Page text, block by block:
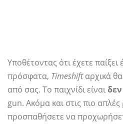
Υποθέτοντας ότι έχετε
πρόσφατα, Timeshiftαρχικά
από σας. Το παιχνίδι είναιδεν
gun. Ακόμα και στις πιο απλές
προσπαθήσετε να